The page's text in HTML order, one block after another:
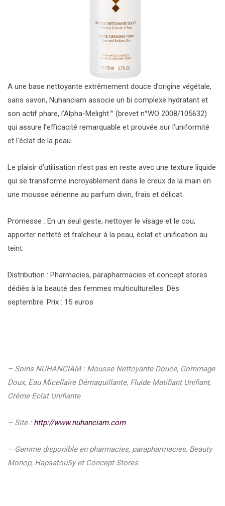
A une base nettoyante extrêmement douce d’origine végétale,
sans savon, Nuhanciam associe un bi complexe hydratant et
son actif phare, l’Alpha-Melight™ (brevet n°WO 2008/105632)
qui assure l’efficacité remarquable et prouvée sur l’uniformité
et l’éclat de la peau.
Le plaisir d’utilisation n’est pas en reste avec une texture liquide
qui se transforme incroyablement dans le creux de la main en
une mousse aérienne au parfum divin, frais et délicat.
Promesse : En un seul geste, nettoyer le visage et le cou,
apporter netteté et fraîcheur à la peau, éclat et unification au
teint.
Distribution : Pharmacies, parapharmacies et concept stores
dédiés à la beauté des femmes multiculturelles. Dès
septembre. Prix : 15 euros
– Soins NUHANCIAM : Mousse Nettoyante Douce, Gommage
Doux, Eau Micellaire Démaquillante, Fluide Matifiant Unifiant,
Crème Eclat Unifiante
– Site : http://www.nuhanciam.com
– Gamme disponible en pharmacies, parapharmacies, Beauty
Monop, HapsatouSy et Concept Stores